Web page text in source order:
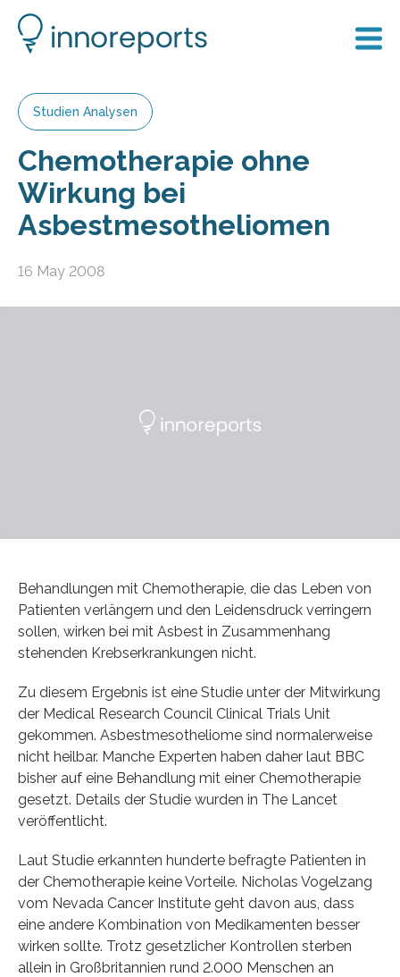
Studien Analysen
Chemotherapie ohne
Wirkung bei
Asbestmesotheliomen
16 May 2008
Behandlungen mit Chemotherapie, die das Leben von
Patienten verlängern und den Leidensdruck verringern
sollen, wirken bei mit Asbest in Zusammenhang
stehenden Krebserkrankungen nicht.
Zu diesem Ergebnis ist eine Studie unter der Mitwirkung
der Medical Research Council Clinical Trials Unit
gekommen. Asbestmesotheliome sind normalerweise
nicht heilbar. Manche Experten haben daher laut BBC
bisher auf eine Behandlung mit einer Chemotherapie
gesetzt. Details der Studie wurden in The Lancet
veröffentlicht.
Laut Studie erkannten hunderte befragte Patienten in
der Chemotherapie keine Vorteile. Nicholas Vogelzang
vom Nevada Cancer Institute geht davon aus, dass
eine andere Kombination von Medikamenten besser
wirken sollte. Trotz gesetzlicher Kontrollen sterben
allein in Großbritannien rund 2.000 Menschen an